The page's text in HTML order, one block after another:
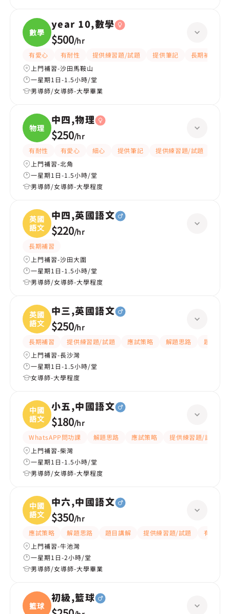
數學
year 10,數學
$500/hr
有愛心 有耐性 提供練習題/試題 提供筆記
長期補習
上門補習-沙田馬鞍山
一星期1日-1.5小時/堂
男導師/女導師-大學畢業
物理
中四,物理
$250/hr
有耐性 有愛心 細心 提供筆記 提供練習題/試題
上門補習-北角
一星期1日-1.5小時/堂
男導師/女導師-大學程度
英國
語文
中四,英國語文
$220/hr
長期補習
上門補習-沙田大圍
一星期1日-1.5小時/堂
男導師/女導師-大學程度
英國
語文
中三,英國語文
$250/hr
長期補習 提供練習題/試題 應試策略 解題思路
題目講解
上門補習-長沙灣
一星期1日-1.5小時/堂
女導師-大學程度
中國
語文
小五,中國語文
$180/hr
WhatsAPP問功課 解題思路 應試策略
提供練習題/試題
上門補習-柴灣
一星期1日-1.5小時/堂
男導師/女導師-大學程度
中國
語文
中六,中國語文
$350/hr
應試策略 解題思路 題目講解 提供練習題/試題
有耐性
上門補習-牛池灣
一星期1日-2小時/堂
男導師/女導師-大學畢業
籃球
初級,籃球